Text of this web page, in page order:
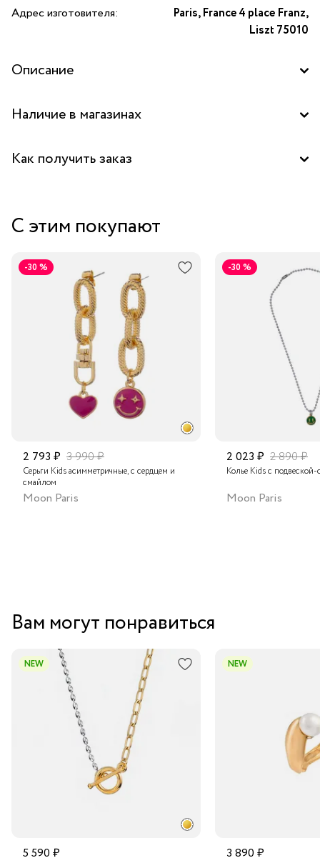
Адрес изготовителя:
Paris, France 4 place Franz,
Liszt 75010
Описание
Наличие в магазинах
Аутлет "La Nature" в ТЦ "Елоховский пассаж", Москва
Как получить заказ
Курьером за 1-2 дня
В пункт выдачи заказов Boxberry
Транспортной компанией по России
Подробнее о сроках доставки
С этим покупают
-30 %
2 793 ₽ 3 990 ₽
Серьги Kids асимметричные, с сердцем и
смайлом
Moon Paris
-30 %
2 023 ₽ 2 890 ₽
Колье Kids с
Moon Paris
Вам могут понравиться
NEW
5 590 ₽
NEW
3 890 ₽